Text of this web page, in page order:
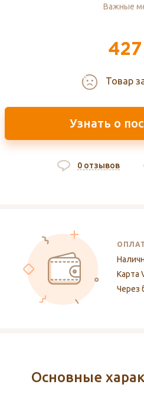
Важные
427
Товар
Узнать о
0 отзывов
Карта
Через
Основные